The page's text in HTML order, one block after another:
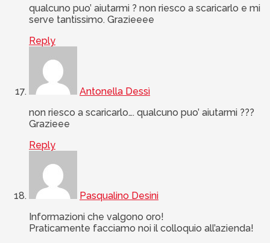
qualcuno puo’ aiutarmi ? non riesco a scaricarlo e mi
serve tantissimo. Grazieeee
Reply
Antonella Dessì
non riesco a scaricarlo…. qualcuno puo’ aiutarmi ???
Grazieee
Reply
Pasqualino Desini
Informazioni che valgono oro!
Praticamente facciamo noi il colloquio all’azienda!